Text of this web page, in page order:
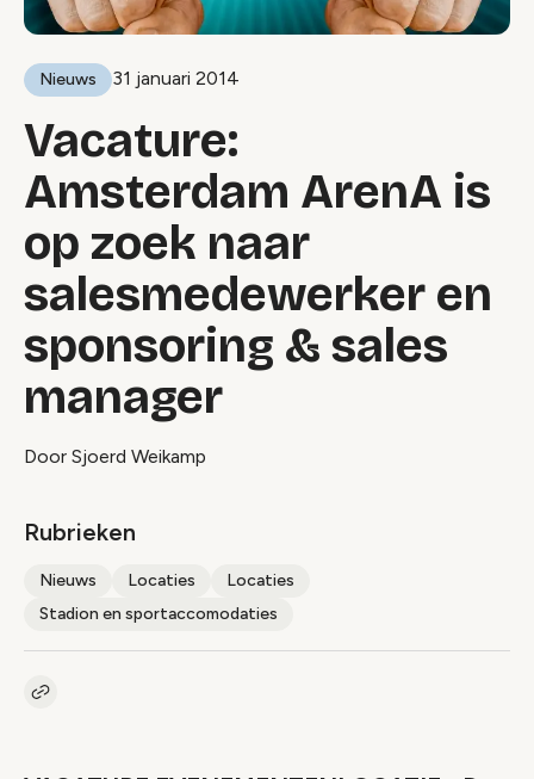
Nieuws 31 januari 2014
Vacature:
Amsterdam ArenA is
op zoek naar
salesmedewerker en
sponsoring & sales
manager
Door Sjoerd Weikamp
Rubrieken
Nieuws Locaties
Locaties
Stadion en sportaccomodaties
Kopieer link naar artikel